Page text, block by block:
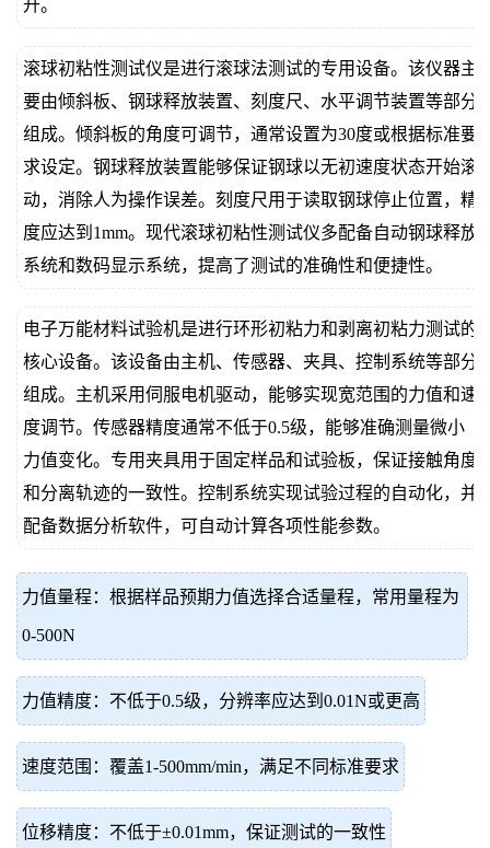
升。
滚球初粘性测试仪是进行滚球法测试的专用设备。该仪器主
要由倾斜板、钢球释放装置、刻度尺、水平调节装置等部分
组成。倾斜板的角度可调节，通常设置为30度或根据标准要
求设定。钢球释放装置能够保证钢球以无初速度状态开始滚
动，消除人为操作误差。刻度尺用于读取钢球停止位置，精
度应达到1mm。现代滚球初粘性测试仪多配备自动钢球释放
系统和数码显示系统，提高了测试的准确性和便捷性。
电子万能材料试验机是进行环形初粘力和剥离初粘力测试的
核心设备。该设备由主机、传感器、夹具、控制系统等部分
组成。主机采用伺服电机驱动，能够实现宽范围的力值和速
度调节。传感器精度通常不低于0.5级，能够准确测量微小
力值变化。专用夹具用于固定样品和试验板，保证接触角度
和分离轨迹的一致性。控制系统实现试验过程的自动化，并
配备数据分析软件，可自动计算各项性能参数。
力值量程：根据样品预期力值选择合适量程，常用量程为
0-500N
力值精度：不低于0.5级，分辨率应达到0.01N或更高
速度范围：覆盖1-500mm/min，满足不同标准要求
位移精度：不低于±0.01mm，保证测试的一致性